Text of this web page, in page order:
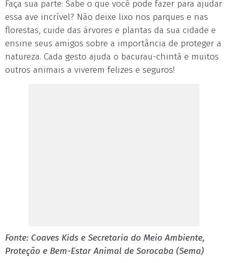
Faça sua parte: Sabe o que você pode fazer para ajudar
essa ave incrível? Não deixe lixo nos parques e nas
florestas, cuide das árvores e plantas da sua cidade e
ensine seus amigos sobre a importância de proteger a
natureza. Cada gesto ajuda o bacurau-chintã e muitos
outros animais a viverem felizes e seguros!
Fonte: Coaves Kids e Secretaria do Meio Ambiente,
Proteção e Bem-Estar Animal de Sorocaba (Sema)